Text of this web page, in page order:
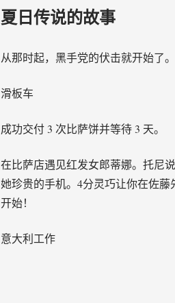
夏日传说的故事
从那时起，黑手党的伏击就开始了
滑板车
成功交付 3 次比萨饼并等待 3 天。
在比萨店遇见红发女郎蒂娜。托尼
她珍贵的手机。4分灵巧让你在佐
开始！
意大利工作